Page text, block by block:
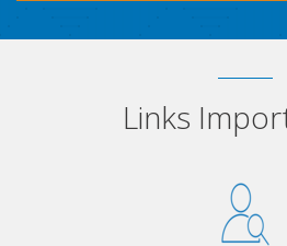
Links